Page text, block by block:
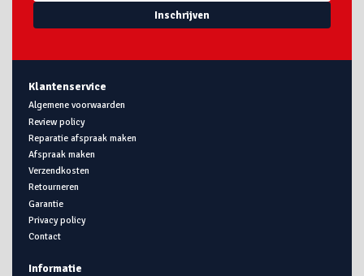
Inschrijven
Klantenservice
Algemene voorwaarden
Review policy
Reparatie afspraak maken
Afspraak maken
Verzendkosten
Retourneren
Garantie
Privacy policy
Contact
Informatie